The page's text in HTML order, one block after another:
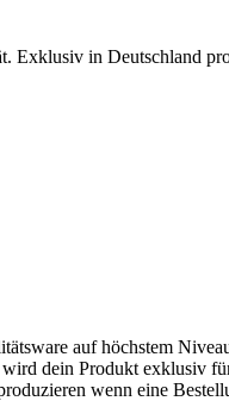
Exklusiv in Deutschland
auf höchstem
dein Produkt exklusiv
wenn eine